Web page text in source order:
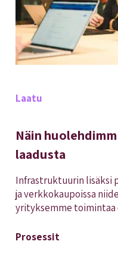
Laatu
Näin
laadusta
Infrastruktuurin lisäksi
ja verkkokaupoissa
yrityksemme toimintaa
Prosessit